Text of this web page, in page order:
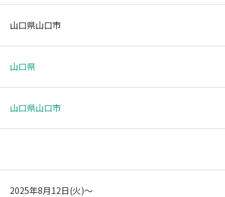
山口県山口市
山口県
山口県山口市
2025年8月12日(火)〜